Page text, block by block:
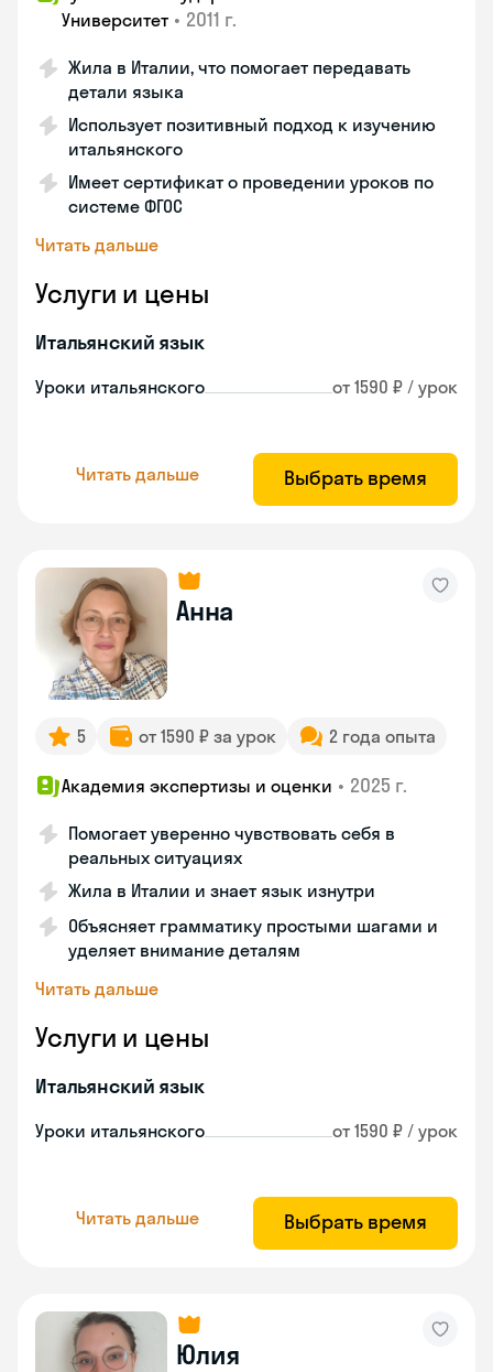
Университет • 2011 г.
Жила в Италии, что помогает передавать
детали языка
Использует позитивный подход к изучению
итальянского
Имеет сертификат о проведении уроков по
системе ФГОС
Читать дальше
Услуги и цены
Итальянский язык
Уроки итальянского от 1590 ₽ / урок
Читать дальше Выбрать время
Анна
5 от 1590 ₽ за урок 2 года опыта
Академия экспертизы и оценки • 2025 г.
Помогает уверенно чувствовать себя в
реальных ситуациях
Жила в Италии и знает язык изнутри
Объясняет грамматику простыми шагами и
уделяет внимание деталям
Читать дальше
Услуги и цены
Итальянский язык
Уроки итальянского от 1590 ₽ / урок
Читать дальше Выбрать время
Юлия